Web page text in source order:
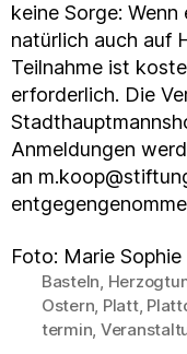
keine Sorge:
natürlich auch auf
Teilnahme ist
erforderlich. Die
Anmeldungen
an
Foto: Marie Sophie
Schlagwörter
Basteln
Ostern Platt,
termin